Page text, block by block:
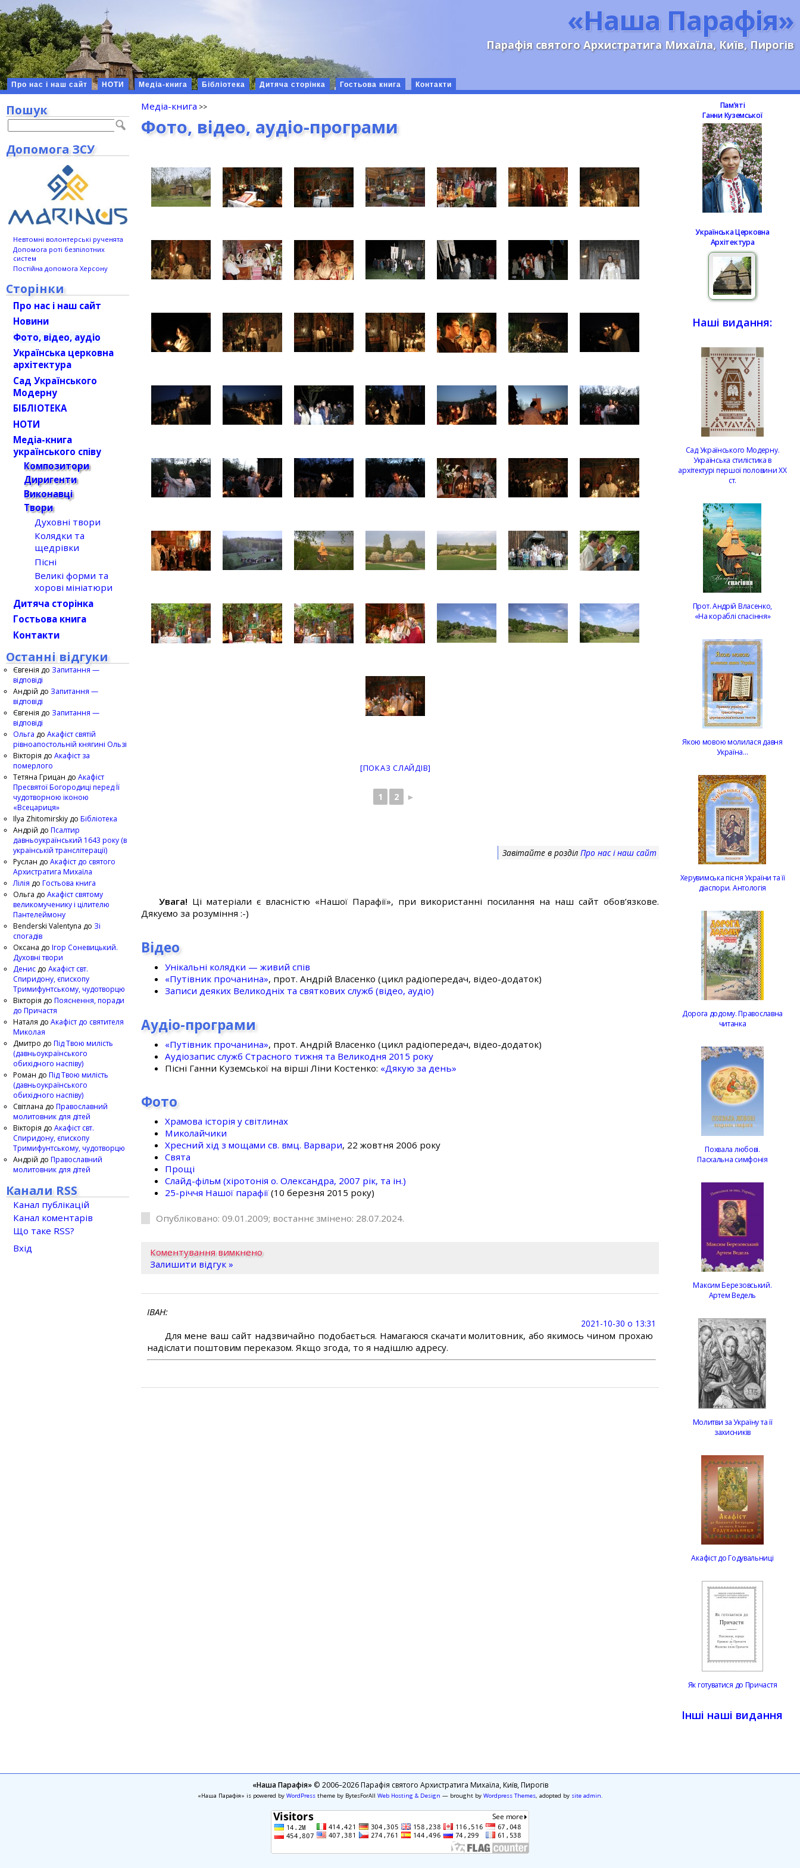
«Наша Парафія»
Парафія святого Архистратига Михаїла, Київ, Пирогів
Про нас і наш сайт НОТИ Медіа-книга Бібліотека Дитяча сторінка Гостьова книга Контакти
Медіа-книга
Фото, відео, аудіо-програми
[ПОКАЗ СЛАЙДІВ]
1 2 ►
Завітайте в розділ Про нас і наш сайт
Увага! Ці матеріали є власністю «Нашої Парафії», при використанні посилання на наш сайт обов’язкове.
Дякуємо за розуміння :-)
Відео
Унікальні колядки — живий спів
«Путівник прочанина», прот. Андрій Власенко (цикл радіопередач, відео-додаток)
Записи деяких Великодніх та святкових служб (відео, аудіо)
Аудіо-програми
«Путівник прочанина», прот. Андрій Власенко (цикл радіопередач, відео-додаток)
Аудіозапис служб Страсного тижня та Великодня 2015 року
Пісні Ганни Куземської на вірші Ліни Костенко: «Дякую за день»
Фото
Храмова історія у світлинах
Миколайчики
Хресний хід з мощами св. вмц. Варвари, 22 жовтня 2006 року
Свята
Прощі
Слайд-фільм (хіротонія о. Олександра, 2007 рік, та ін.)
25-рiччя Нашої парафiї (10 березня 2015 року)
Опубліковано: 09.01.2009; востаннє змінено: 28.07.2024.
Коментування вимкнено
Залишити відгук »
ІВАН
2021-10-30 о 13:31
Для мене ваш сайт надзвичайно подобається. Намагаюся скачати молитовник, або якимось чином прохаю
надіслати поштовим переказом. Якщо згода, то я надішлю адресу.
Пошук
Допомога ЗСУ
Невтомні волонтерські рученята
Допомога роті безпілотних
систем
Постійна допомога Херсону
Сторінки
Про нас і наш сайт
Новини
Фото, відео, аудіо
Українська церковна
архітектура
Сад Українського
Модерну
БІБЛІОТЕКА
НОТИ
Медіа-книга
українського співу
Композитори
Диригенти
Виконавці
Твори
Духовні твори
Колядки та
щедрівки
Пісні
Великі форми та
хорові мініатюри
Дитяча сторінка
Гостьова книга
Контакти
Останні відгуки
Євгенія до Запитання —
відповіді
Андрій до Запитання —
відповіді
Євгенія до Запитання —
відповіді
Ольга до Акафіст святій
рівноапостольній княгині Ользі
Вікторія до Акафіст за
померлого
Тетяна Грицан до Акафіст
Пресвятої Богородиці перед Її
чудотворною іконою
«Всецариця»
Ilya Zhitomirskiy до Бібліотека
Андрій до Псалтир
давньоукраїнський 1643 року (в
українській транслітерації)
Руслан до Акафіст до святого
Архистратига Михаїла
Лілія до Гостьова книга
Ольга до Акафіст святому
великомученику і цілителю
Пантелеймону
Benderski Valentyna до Зі
спогадів
Оксана до Ігор Соневицький.
Духовні твори
Денис до Акафіст свт.
Спиридону, єпископу
Тримифунтському, чудотворцю
Вікторія до Пояснення, поради
до Причастя
Наталя до Акафіст до святителя
Миколая
Дмитро до Під Твою милість
(давньоукраїнського
обихідного наспіву)
Роман до Під Твою милість
(давньоукраїнського
обихідного наспіву)
Світлана до Православний
молитовник для дітей
Вікторія до Акафіст свт.
Спиридону, єпископу
Тримифунтському, чудотворцю
Андрій до Православний
молитовник для дітей
Канали RSS
Канал публікацій
Канал коментарів
Що таке RSS?
Вхід
Памʼяті
Ганни Куземської
Українська Церковна
Архітектура
Наші видання:
Сад Українського Модерну.
Українська стилістика в
архітектурі першої половини ХХ
ст.
Прот. Андрій Власенко,
«На кораблі спасіння»
Якою мовою молилася давня
Україна…
Херувимська пісня України та її
діаспори. Антологія
Дорога додому. Православна
читанка
Похвала любові.
Пасхальна симфонія
Максим Березовський.
Артем Ведель
Молитви за Україну та її
захисників
Акафіст до Годувальниці
Як готуватися до Причастя
Інші наші видання
«Наша Парафія»© 2006–2026 Парафія святого Архистратига Михаїла, Київ, Пирогів
«Наша Парафія» is powered by WordPresstheme by BytesForAll Web Hosting & Design — brought by Wordpress Themes, adopted by site admin.